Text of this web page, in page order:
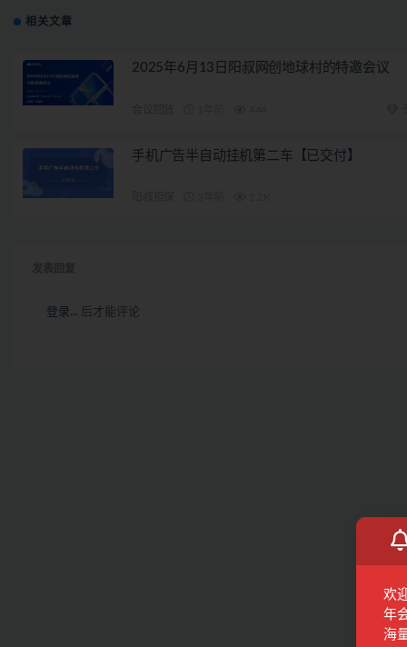
相关文章
2025年6月13日阳叔网创地球村的特邀会议
手机广告半自动挂机第二车【已交付】
登录... 后才能评论
欢
年
海